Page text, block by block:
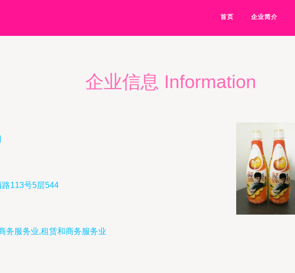
首页 企业简介
企业信息 Information
113号5层544
务服务业,租赁和商务服务业